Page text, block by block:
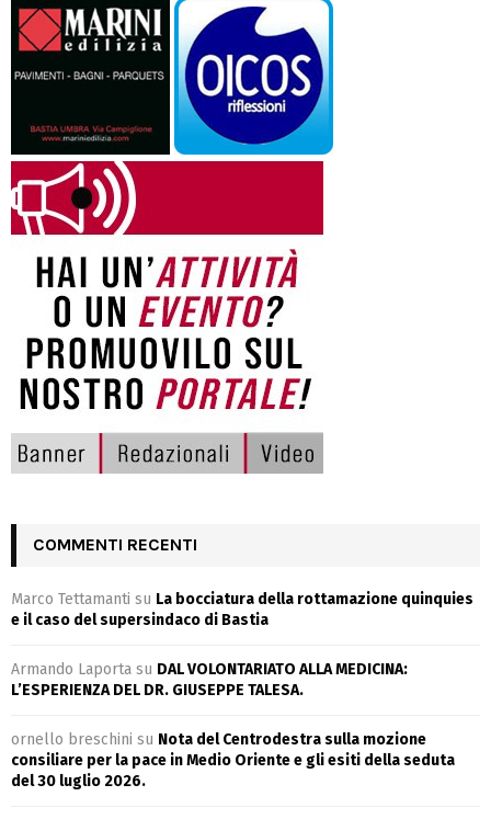
COMMENTI RECENTI
Marco Tettamanti su La bocciatura della rottamazione quinquies
e il caso del supersindaco di Bastia
Armando Laporta su DAL VOLONTARIATO ALLA MEDICINA:
L’ESPERIENZA DEL DR. GIUSEPPE TALESA.
ornello breschini su Nota del Centrodestra sulla mozione
consiliare per la pace in Medio Oriente e gli esiti della seduta
del 30 luglio 2026.